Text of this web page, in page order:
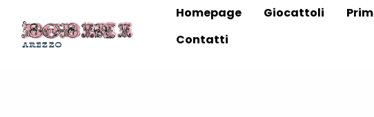
Homepage Giocattoli
Contatti